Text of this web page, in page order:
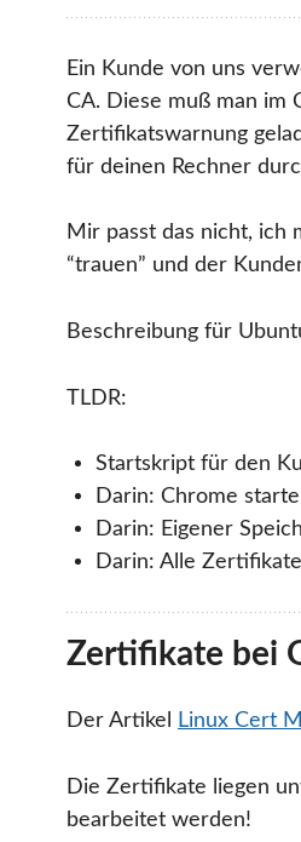
Ein Kunde von uns
CA. Diese muß man im
Zertifikatswarnung
für deinen Rechner
Mir passt das nicht, ich
“trauen” und der
Beschreibung für
TLDR:
Startskript für den
Darin: Chrome
Darin: Eigener
Darin: Alle
Zertifikate bei
Der Artikel Linux Cert
Die Zertifikate liegen
bearbeitet werden!